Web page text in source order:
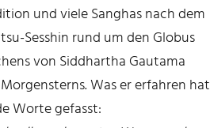
und viele Sanghas nach dem
Sesshin rund um den Globus
von Siddhartha Gautama
Was er erfahren hat
Worte gefasst: